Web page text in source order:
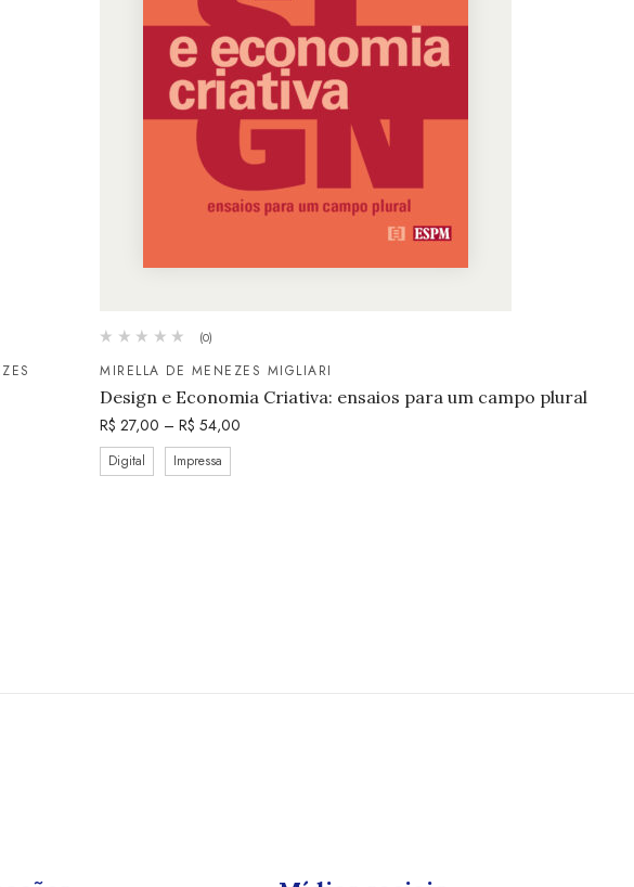
(0)
MIRELLA DE MENEZES MIGLIARI
Design e Economia Criativa: ensaios para um campo plural
R$ 27,00 – R$ 54,00
Digital Impressa